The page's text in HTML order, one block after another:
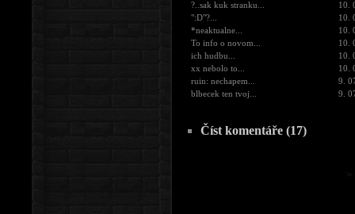
?..sak kuk stranku...
10.
":D"?...
10.
*neaktualne...
10.
To info o novom...
10.
ich hudbu...
10.
xx nebolo to...
10.
ruin: nechapem...
9.
blbecek ten tvoj...
9.
Číst komentáře (17)